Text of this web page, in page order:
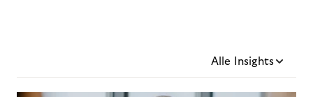
Alle Insights